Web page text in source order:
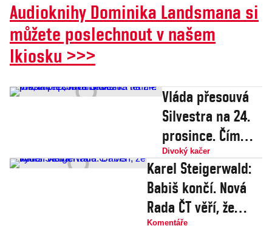
Audioknihy Dominika Landsmana si
můžete poslechnout v našem
Ikiosku >>>
Vláda přesouvá
Silvestra na 24.
prosince. Čím
dřív skončí
tenhle rok, tím
líp, tvrdí Babiš
Divoký kačer
Karel Steigerwald:
Babiš končí. Nová
Rada ČT věří, že
Komentáře